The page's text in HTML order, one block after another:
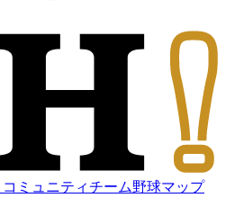
コミュニティチーム野球マップ